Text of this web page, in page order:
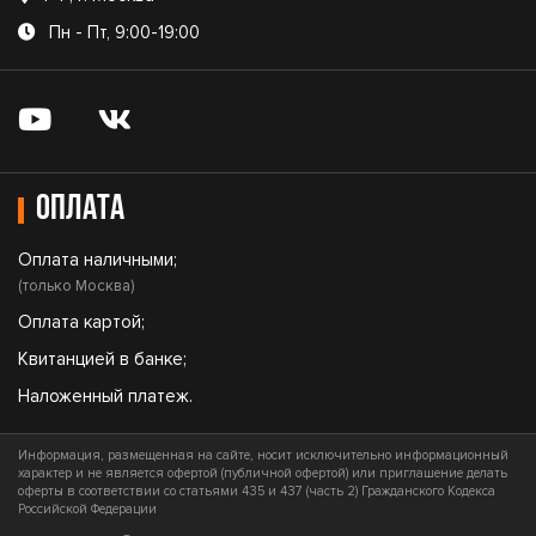
Пн - Пт, 9:00-19:00
Оплата
Оплата наличными;
(только Москва)
Оплата картой;
Квитанцией в банке;
Наложенный платеж.
Информация, размещенная на сайте, носит исключительно информационный
характер и не является офертой (публичной офертой) или приглашение делать
оферты в соответствии со статьями 435 и 437 (часть 2) Гражданского Кодекса
Российской Федерации